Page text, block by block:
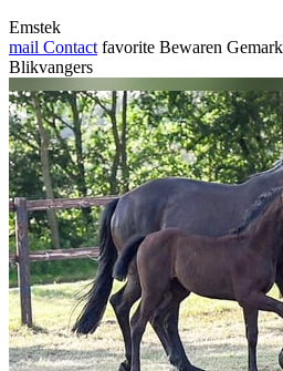
Emstek
mail Contact favorite Bewaren
Blikvangers